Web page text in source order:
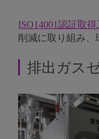
ISO14001認証取
削減に取り組み、
排出ガス